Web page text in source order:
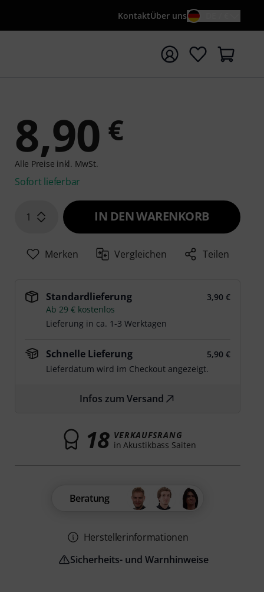
KontaktÜber uns
mit Suchwort {searchTerm} starten
8,90 €
Alle Preise inkl. MwSt.
Sofort lieferbar
1 IN DEN WARENKORB
Merken Vergleichen Teilen
Standardlieferung
3,90 €
Ab 29 € kostenlos
Lieferung in ca. 1-3 Werktagen
Schnelle Lieferung
5,90 €
Lieferdatum wird im Checkout angezeigt.
Infos zum Versand
18 VERKAUFSRANG
in Akustikbass Saiten
Beratung
Herstellerinformationen
Sicherheits- und Warnhinweise